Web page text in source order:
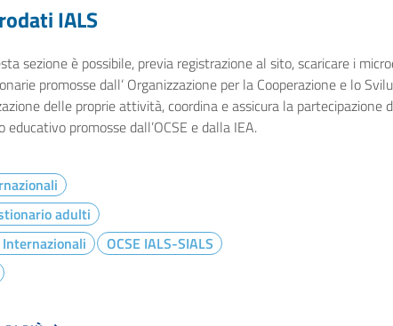
IALS
sezione è possibile, previa registrazione al sito, scaricare i
promosse dall’ Organizzazione per la Cooperazione e lo
delle proprie attività, coordina e assicura la
educativo promosse dall’OCSE e dalla IEA.
adulti
OCSE IALS-SIALS